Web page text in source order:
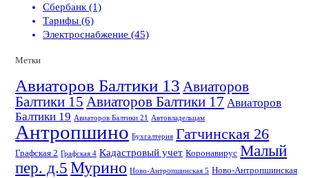
Сбербанк (1)
Тарифы (6)
Электроснабжение (45)
Метки
Авиаторов Балтики 13 Авиаторов
Балтики 15 Авиаторов Балтики 17 Авиаторов
Балтики 19 Авиаторов Балтики 21 Автовладельцам
Антропшино Бухгалтерия Гатчинская 26
Графская 2 Графская 4 Кадастровый учет Коронавирус Малый
пер. д.5Мурино Ново-Антропшинская 5 Ново-Антропшинская